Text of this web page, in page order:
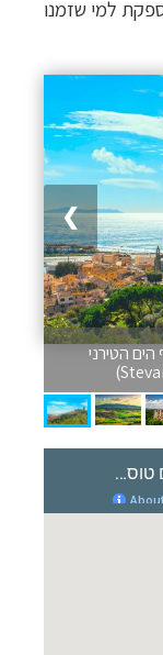
למי שזמנו
❯
הטירני